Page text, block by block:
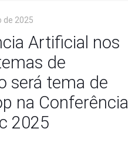
de 2025
Artificial nos
de
será tema de
na Conferência
2025